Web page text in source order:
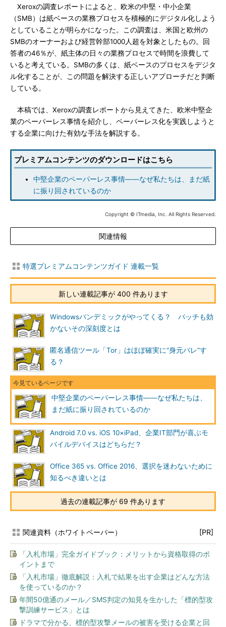
Xeroxの調査レポートによると、欧米の中堅・中小企業
（SMB）は紙ベースの業務プロセスを積極的にデジタル化しよう
としていることが明らかになった。この調査は、米国と欧州の
SMBのオーナーおよび経営幹部1000人超を対象としたもの。回
答者の46％が、紙主体の日々の業務プロセスで時間を浪費して
いると考えている。SMBの多くは、紙ベースのプロセスをデジタ
ル化することが、この問題を解決する正しいアプローチだと判断
している。
本稿では、Xeroxの調査レポートから見えてきた、欧米中堅企
業のペーパーレス事情を紹介し、ペーパーレス化を実践しようと
する企業に向けた有効な手法を解説する。
プレミアムコンテンツのダウンロードはこちら
中堅企業のペーパーレス事情――なぜ私たちは、まだ紙
に振り回されているのか
Copyright © ITmedia, Inc. All Rights Reserved.
関連情報
特選プレミアムコンテンツガイド 連載一覧
新しい連載記事が 400 件あります
Windowsパンデミックがやってくる？ パッチも効
かないその深刻度とは
匿名通信ツール「Tor」はほぼ確実に“身元バレ”す
る？
中堅企業のペーパーレス事情――なぜ私たちは、
まだ紙に振り回されているのか
Android 7.0 vs. iOS 10×iPad、企業IT部門が喜ぶモ
バイルデバイスはどちらだ？
Office 365 vs. Office 2016、選択を迷わないために
知るべき違いとは
過去の連載記事が 69 件あります
関連資料（ホワイトペーパー） [PR]
「入札市場」完全ガイドブック：メリットから資格取得のポ
イントまで
「入札市場」徹底解説：入札で結果を出す企業はどんな方法
を使っているのか？
年間50億通のメール／SMS判定の知見を生かした「標的型攻
撃訓練サービス」とは
ドラマで分かる、標的型攻撃メールの被害を受ける企業と回